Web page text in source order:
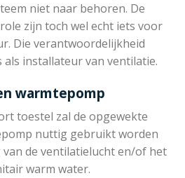
niet naar behoren. De
zijn toch wel echt iets voor
Die verantwoordelijkheid
installateur van ventilatie.
warmtepomp
toestel zal de opgewekte
nuttig gebruikt worden
de ventilatielucht en/of het
warm water.